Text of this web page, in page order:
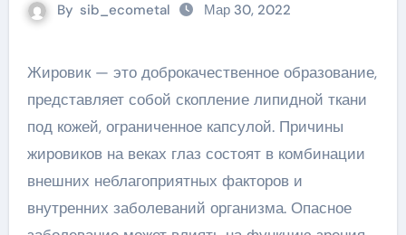
By sib_ecometal Мар 30, 2022
Жировик — это доброкачественное образование,
представляет собой скопление липидной ткани
под кожей, ограниченное капсулой. Причины
жировиков на веках глаз состоят в комбинации
внешних неблагоприятных факторов и
внутренних заболеваний организма. Опасное